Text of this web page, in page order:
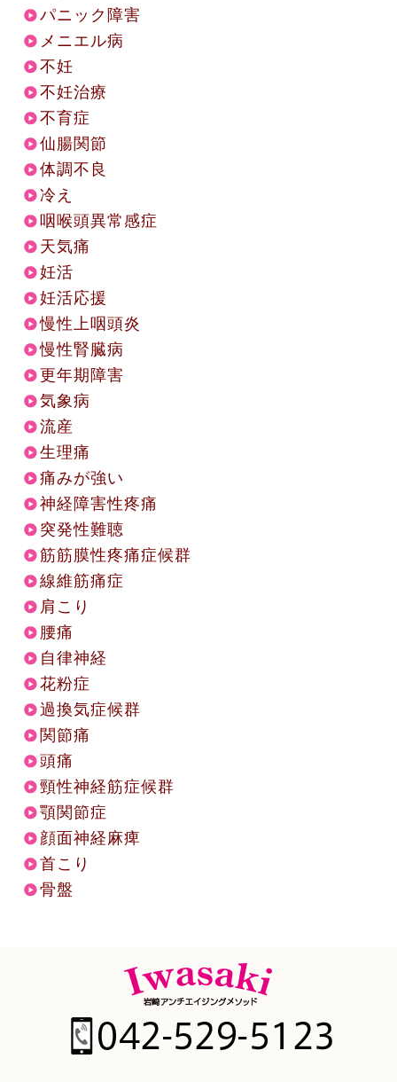
パニック障害
メニエル病
不妊
不妊治療
不育症
仙腸関節
体調不良
冷え
咽喉頭異常感症
天気痛
妊活
妊活応援
慢性上咽頭炎
慢性腎臓病
更年期障害
気象病
流産
生理痛
痛みが強い
神経障害性疼痛
突発性難聴
筋筋膜性疼痛症候群
線維筋痛症
肩こり
腰痛
自律神経
花粉症
過換気症候群
関節痛
頭痛
頸性神経筋症候群
顎関節症
顔面神経麻痺
首こり
骨盤